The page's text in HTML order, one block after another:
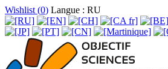
Wishlist (0) Langue : RU